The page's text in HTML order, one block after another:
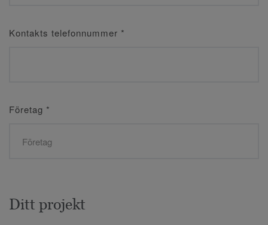
Kontakts telefonnummer *
Företag *
Ditt projekt